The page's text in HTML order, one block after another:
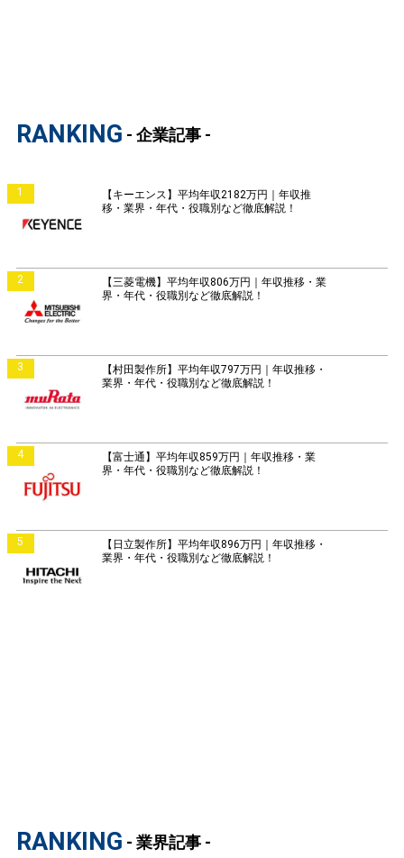
RANKING - 企業記事 -
1
【キーエンス】平均年収2182万円｜年収推
移・業界・年代・役職別など徹底解説！
2
【三菱電機】平均年収806万円｜年収推移・業
界・年代・役職別など徹底解説！
3
【村田製作所】平均年収797万円｜年収推移・
業界・年代・役職別など徹底解説！
4
【富士通】平均年収859万円｜年収推移・業
界・年代・役職別など徹底解説！
5
【日立製作所】平均年収896万円｜年収推移・
業界・年代・役職別など徹底解説！
RANKING - 業界記事 -